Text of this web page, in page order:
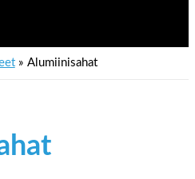
Alumiinisahat